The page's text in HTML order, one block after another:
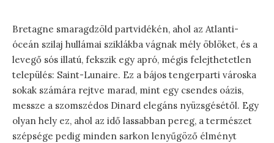
Bretagne smaragdzöld partvidékén, ahol az Atlanti-
óceán szilaj hullámai sziklákba vágnak mély öblöket, és a
levegő sós illatú, fekszik egy apró, mégis felejthetetlen
település: Saint-Lunaire. Ez a bájos tengerparti városka
sokak számára rejtve marad, mint egy csendes oázis,
messze a szomszédos Dinard elegáns nyüzsgésétől. Egy
olyan hely ez, ahol az idő lassabban pereg, a természet
szépsége pedig minden sarkon lenyűgöző élményt